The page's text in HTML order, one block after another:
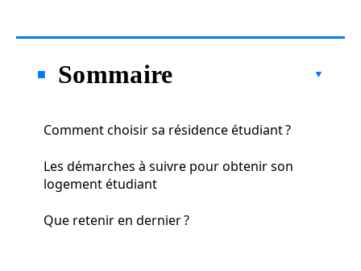
Sommaire
Comment choisir sa résidence étudiant ?
Les démarches à suivre pour obtenir son
logement étudiant
Que retenir en dernier ?